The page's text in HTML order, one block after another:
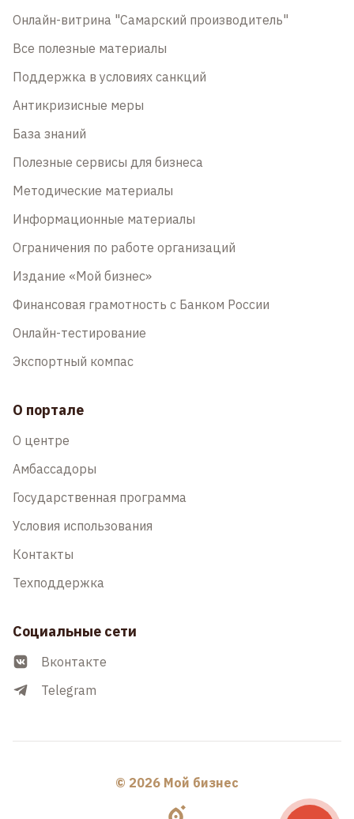
Онлайн-витрина "Самарский производитель"
Все полезные материалы
Поддержка в условиях санкций
Антикризисные меры
База знаний
Полезные сервисы для бизнеса
Методические материалы
Информационные материалы
Ограничения по работе организаций
Издание «Мой бизнес»
Финансовая грамотность с Банком России
Онлайн-тестирование
Экспортный компас
О портале
О центре
Амбассадоры
Государственная программа
Условия использования
Контакты
Техподдержка
Социальные сети
Вконтакте
Telegram
© 2026 Мой бизнес